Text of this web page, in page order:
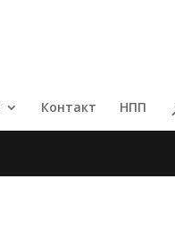
Контакт НПП